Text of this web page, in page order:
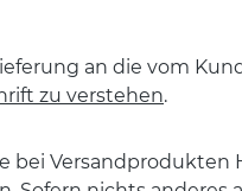
an die vom
zu verstehen.
bei